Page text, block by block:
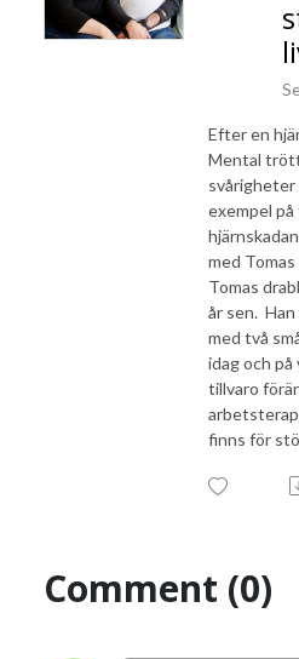
Efter en
Mental
svårigheter
exempel
med
Tomas
år sen. Han
med två
idag och
tillvaro
finns för
Comment (0)